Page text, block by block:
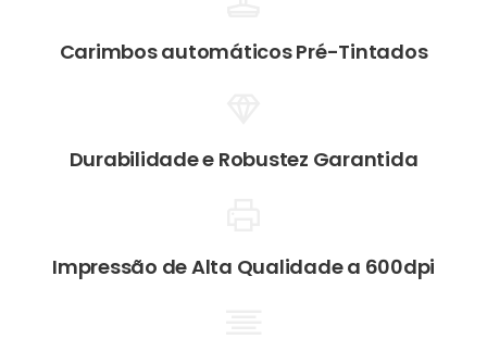
Carimbos automáticos Pré-Tintados
Durabilidade e Robustez Garantida
Impressão de Alta Qualidade a 600dpi